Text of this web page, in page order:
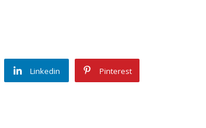
Linkedin Pinterest